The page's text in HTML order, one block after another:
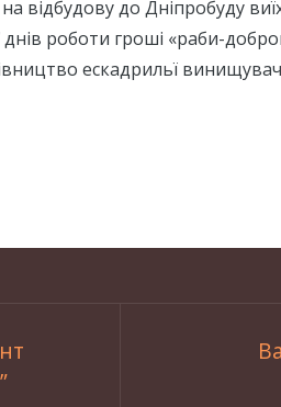
на відбудову до Дніпробуду
днів роботи гроші «раби-
ескадрильї